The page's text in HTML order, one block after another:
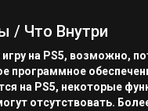
/ Что Внутри
на PS5, возможно,
программное
на PS5, некоторые
отсутствовать.